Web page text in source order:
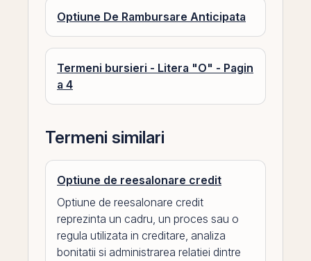
Optiune De Rambursare Anticipata
Termeni bursieri - Litera "O" - Pagin
a 4
Termeni similari
Optiune de reesalonare credit
Optiune de reesalonare credit
reprezinta un cadru, un proces sau o
regula utilizata in creditare, analiza
bonitatii si administrarea relatiei dintre